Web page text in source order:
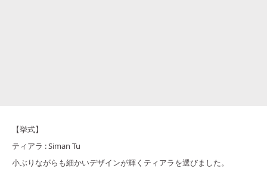
【挙式】
ティアラ : Siman Tu
小ぶりながらも細かいデザインが輝くティアラを選びました。